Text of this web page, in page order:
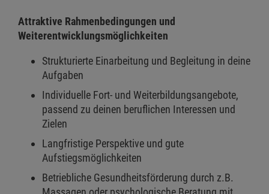
Attraktive Rahmenbedingungen und
Weiterentwicklungsmöglichkeiten
Strukturierte Einarbeitung und Begleitung in deine
Aufgaben
Individuelle Fort- und Weiterbildungsangebote,
passend zu deinen beruflichen Interessen und
Zielen
Langfristige Perspektive und gute
Aufstiegsmöglichkeiten
Betriebliche Gesundheitsförderung durch z.B.